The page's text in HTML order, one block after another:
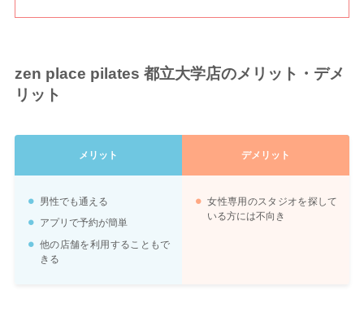
zen place pilates 都立大学店のメリット・デメ
リット
メリット デメリット
男性でも通える
アプリで予約が簡単
他の店舗を利用することもで
きる
女性専用のスタジオを探して
いる方には不向き